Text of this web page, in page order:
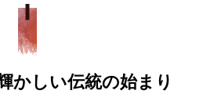
かしい伝統の始まり